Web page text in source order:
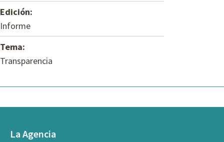
Edición:
Informe
Tema:
Transparencia
La Agencia